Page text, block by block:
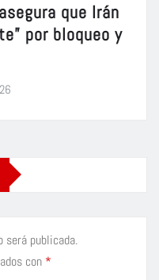
que Irán
por bloqueo y
será publicada.
con *